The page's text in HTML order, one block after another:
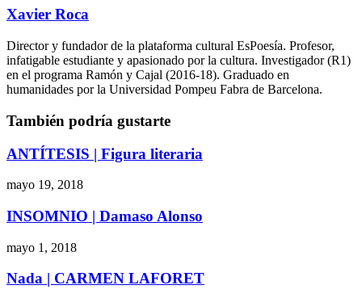
Xavier Roca
Director y fundador de la plataforma cultural EsPoesía. Profesor,
infatigable estudiante y apasionado por la cultura. Investigador (R1)
en el programa Ramón y Cajal (2016-18). Graduado en
humanidades por la Universidad Pompeu Fabra de Barcelona.
También podría gustarte
ANTÍTESIS | Figura literaria
mayo 19, 2018
INSOMNIO | Damaso Alonso
mayo 1, 2018
Nada | CARMEN LAFORET